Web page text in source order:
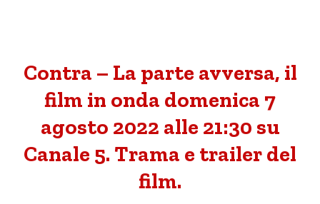
Contra – La parte avversa, il
film in onda domenica 7
agosto 2022 alle 21:30 su
Canale 5. Trama e trailer del
film.